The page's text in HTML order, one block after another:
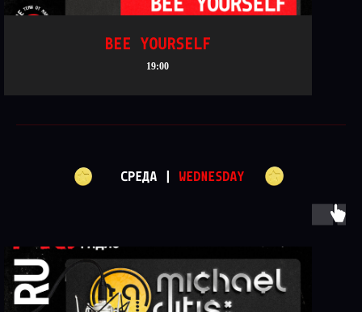
BEE YOURSELF
19:00
СРЕДА | WEDNESDAY